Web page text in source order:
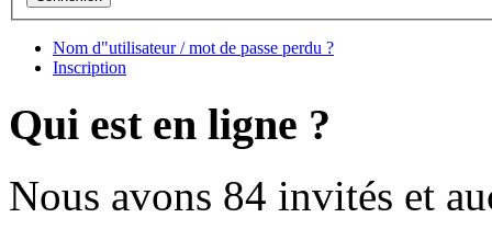
Nom d"utilisateur / mot de passe perdu ?
Inscription
Qui est en ligne ?
Nous avons 84 invités et